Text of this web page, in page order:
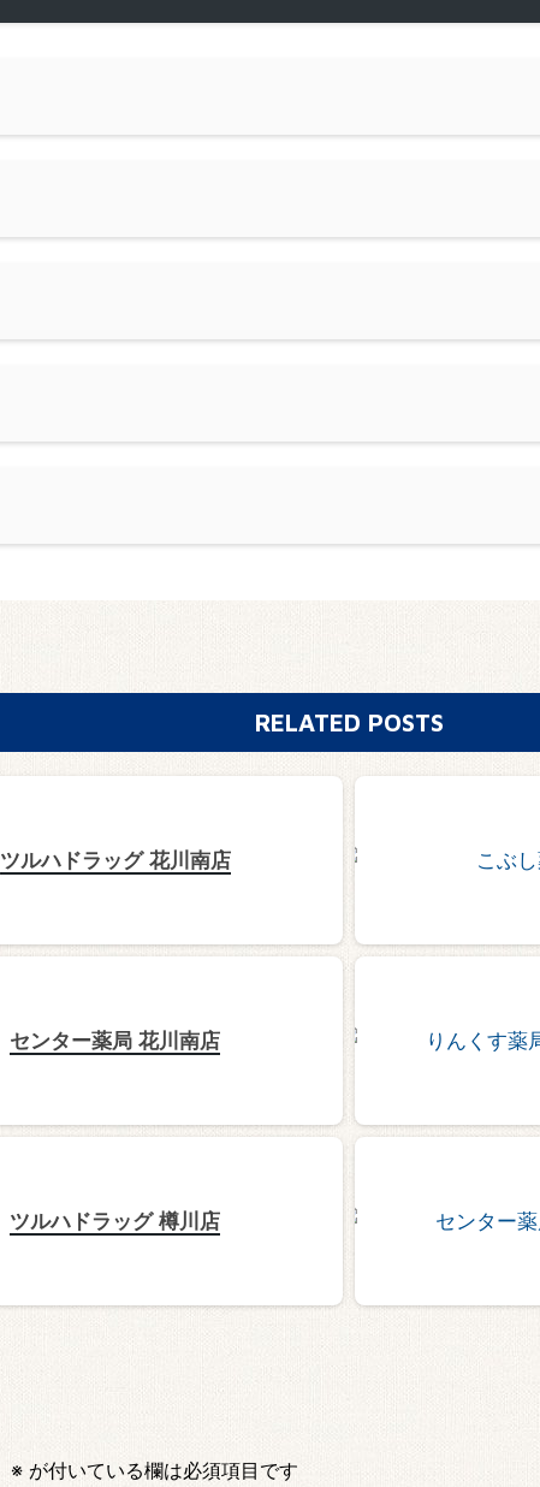
RELATED POSTS
ツルハドラッグ 花川南店
センター薬局 花川南店
ツルハドラッグ 樽川店
※ が付いている欄は必須項目です